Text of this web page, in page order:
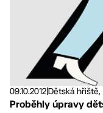
09.10.2012Dětská hřiště,
Proběhly úpravy